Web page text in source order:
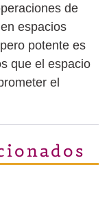
de
espacios
potente es
que el espacio
el